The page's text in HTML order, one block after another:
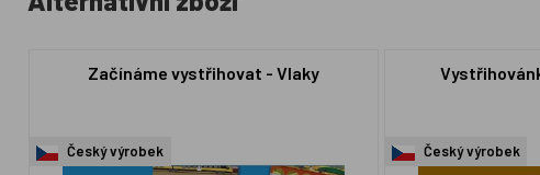
Začínáme vystřihovat - Vlaky
Český výrobek Český výrobek